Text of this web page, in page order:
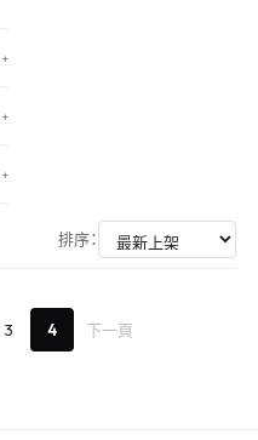
+
+
+
排序：
3 4 下一頁